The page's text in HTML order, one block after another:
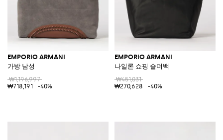
EMPORIO ARMANI
가방 남성
₩1,196,997
₩718,191
-40%
EMPORIO ARMANI
나일론 쇼핑 숄더백
₩451,031
₩270,628
-40%